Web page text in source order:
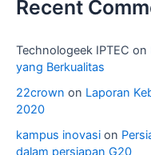
Recent
Technologeek IPTEC on
yang Berkualitas
22crown on Laporan
2020
kampus inovasi on
dalam persiapan G20